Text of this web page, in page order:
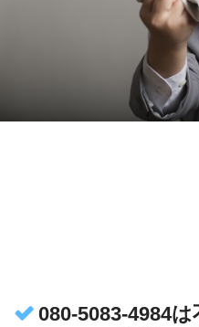
080-5083-4984